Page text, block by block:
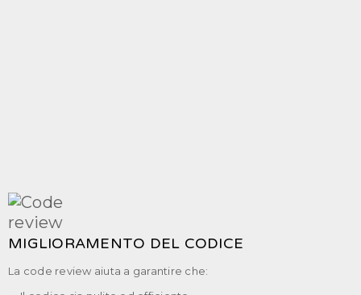
MIGLIORAMENTO DEL CODICE
La code review aiuta a garantire che: